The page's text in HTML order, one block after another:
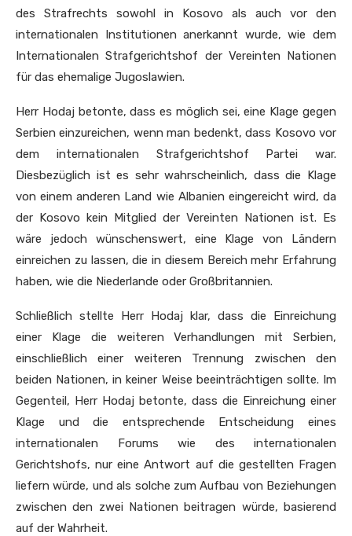
des Strafrechts sowohl in Kosovo als auch vor den
internationalen Institutionen anerkannt wurde, wie dem
Internationalen Strafgerichtshof der Vereinten Nationen
für das ehemalige Jugoslawien.
Herr Hodaj betonte, dass es möglich sei, eine Klage gegen
Serbien einzureichen, wenn man bedenkt, dass Kosovo vor
dem internationalen Strafgerichtshof Partei war.
Diesbezüglich ist es sehr wahrscheinlich, dass die Klage
von einem anderen Land wie Albanien eingereicht wird, da
der Kosovo kein Mitglied der Vereinten Nationen ist. Es
wäre jedoch wünschenswert, eine Klage von Ländern
einreichen zu lassen, die in diesem Bereich mehr Erfahrung
haben, wie die Niederlande oder Großbritannien.
Schließlich stellte Herr Hodaj klar, dass die Einreichung
einer Klage die weiteren Verhandlungen mit Serbien,
einschließlich einer weiteren Trennung zwischen den
beiden Nationen, in keiner Weise beeinträchtigen sollte. Im
Gegenteil, Herr Hodaj betonte, dass die Einreichung einer
Klage und die entsprechende Entscheidung eines
internationalen Forums wie des internationalen
Gerichtshofs, nur eine Antwort auf die gestellten Fragen
liefern würde, und als solche zum Aufbau von Beziehungen
zwischen den zwei Nationen beitragen würde, basierend
auf der Wahrheit.